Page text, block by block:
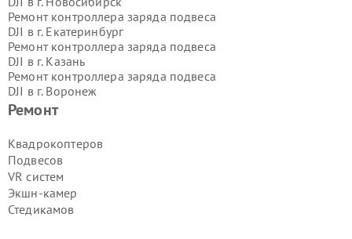
Ремонт
Квадрокоптеров
Подвесов
VR систем
Экшн-камер
Стедикамов
Ремонт контроллера заряда подвеса
DJI в г. Екатеринбург
Ремонт контроллера заряда подвеса
DJI в г. Казань
Ремонт контроллера заряда подвеса
DJI в г. Воронеж
Ремонт контроллера заряда подвеса
Ремонт контроллера заряда подвеса
DJI в г.Самара
Ремонт контроллера заряда подвеса
DJI в г.Пермь
Ремонт контроллера заряда подвеса
DJI в г.Красноярск